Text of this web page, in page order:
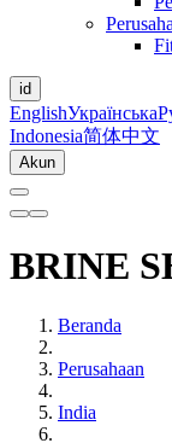
id
EnglishУкраїнська
Indonesia简体中文
Akun
BRINE
Beranda
Perusahaan
India